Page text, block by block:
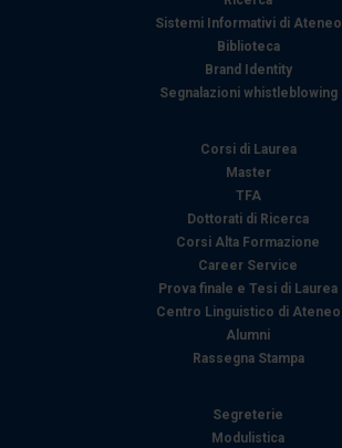
Sistemi Informativi di Ateneo
Biblioteca
Brand Identity
Segnalazioni whistleblowing
Corsi di Laurea
Master
TFA
Dottorati di Ricerca
Corsi Alta Formazione
Career Service
Prova finale e Tesi di Laurea
Centro Linguistico di Ateneo
Alumni
Rassegna Stampa
Segreterie
Modulistica